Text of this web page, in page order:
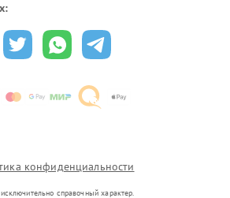
конфиденциальности
справочный характер.